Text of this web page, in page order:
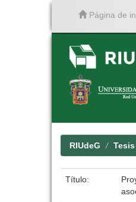
Página de
RIUdeG Tesis
Título: